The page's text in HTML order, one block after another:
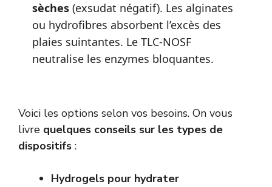
sèches(exsudat négatif). Les alginates
ou hydrofibres absorbent l’excès des
plaies suintantes. Le TLC-NOSF
neutralise les enzymes bloquantes.
Voici les options selon vos besoins. On vous
livre quelques conseils sur les types de
dispositifs :
Hydrogels pour hydrater